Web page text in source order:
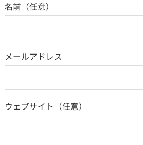
名前
メールアドレス
ウェブサイト